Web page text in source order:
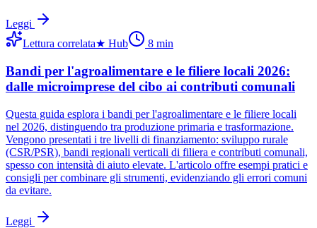
Leggi
Lettura correlata★ Hub 8 min
Bandi per l'agroalimentare e le filiere locali 2026:
dalle microimprese del cibo ai contributi comunali
Questa guida esplora i bandi per l'agroalimentare e le filiere locali
nel 2026, distinguendo tra produzione primaria e trasformazione.
Vengono presentati i tre livelli di finanziamento: sviluppo rurale
(CSR/PSR), bandi regionali verticali di filiera e contributi comunali,
spesso con intensità di aiuto elevate. L'articolo offre esempi pratici e
consigli per combinare gli strumenti, evidenziando gli errori comuni
da evitare.
Leggi